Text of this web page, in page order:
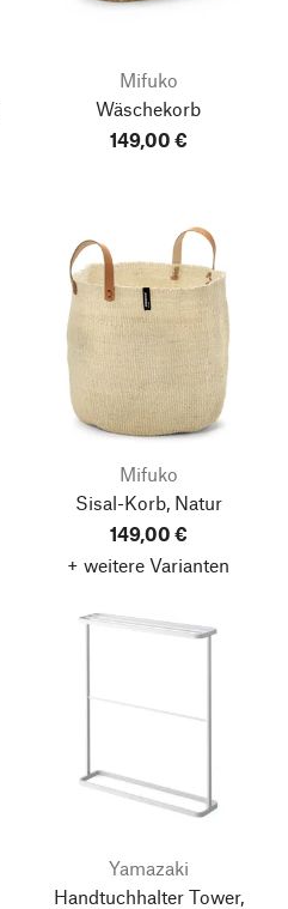
Mifuko
Wäschekorb
149,00 €
Mifuko
Sisal-Korb, Natur
149,00 €
+ weitere Varianten
Yamazaki
Handtuchhalter Tower,